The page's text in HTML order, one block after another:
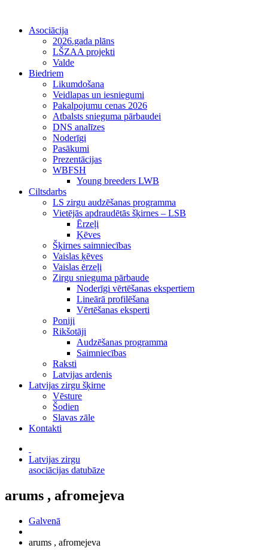
Asociācija
2026.gada plāns
LŠZAA projekti
Valde
Biedriem
Likumdošana
Veidlapas un iesniegumi
Pakalpojumu cenas 2026
Atbalsts snieguma pārbaudei
DNS analīzes
Noderīgi
Pasākumi
Prezentācijas
WBFSH
Young breeders LWB
Ciltsdarbs
LS zirgu audzēšanas programma
Vietējās apdraudētās šķirnes – LSB
Ērzeļi
Ķēves
Šķirnes saimniecības
Vaislas ķēves
Vaislas ērzeļi
Zirgu snieguma pārbaude
Noderīgi vērtēšanas ekspertiem
Lineārā profilēšana
Vērtēšanas eksperti
Poniji
Rikšotāji
Audzēšanas programma
Saimniecības
Raksti
Latvijas ardenis
Latvijas zirgu šķirne
Vēsture
Šodien
Slavas zāle
Kontakti
Latvijas zirgu
asociācijas datubāze
arums , afromejeva
Galvenā
arums , afromejeva